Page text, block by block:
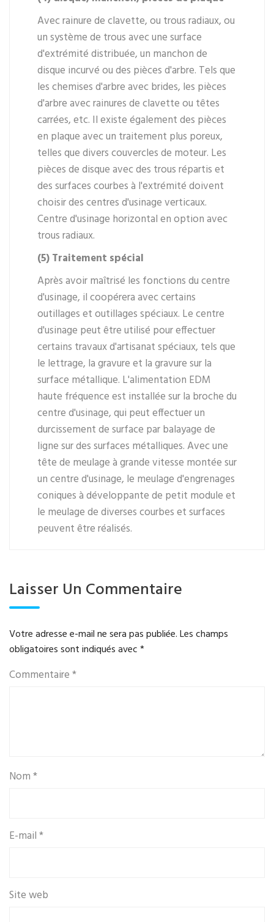
Avec rainure de clavette, ou trous radiaux, ou
un système de trous avec une surface
d'extrémité distribuée, un manchon de
disque incurvé ou des pièces d'arbre. Tels que
les chemises d'arbre avec brides, les pièces
d'arbre avec rainures de clavette ou têtes
carrées, etc. Il existe également des pièces
en plaque avec un traitement plus poreux,
telles que divers couvercles de moteur. Les
pièces de disque avec des trous répartis et
des surfaces courbes à l'extrémité doivent
choisir des centres d'usinage verticaux.
Centre d'usinage horizontal en option avec
trous radiaux.
(5) Traitement spécial
Après avoir maîtrisé les fonctions du centre
d'usinage, il coopérera avec certains
outillages et outillages spéciaux. Le centre
d'usinage peut être utilisé pour effectuer
certains travaux d'artisanat spéciaux, tels que
le lettrage, la gravure et la gravure sur la
surface métallique. L'alimentation EDM
haute fréquence est installée sur la broche du
centre d'usinage, qui peut effectuer un
durcissement de surface par balayage de
ligne sur des surfaces métalliques. Avec une
tête de meulage à grande vitesse montée sur
un centre d'usinage, le meulage d'engrenages
coniques à développante de petit module et
le meulage de diverses courbes et surfaces
peuvent être réalisés.
Laisser Un Commentaire
Votre adresse e-mail ne sera pas publiée.Les champs
obligatoires sont indiqués avec*
Commentaire*
Nom*
E-mail*
Site web